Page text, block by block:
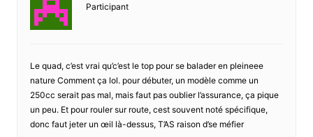
Participant
Le quad, c’est vrai qu’c’est le top pour se balader en pleineee
nature Comment ça lol. pour débuter, un modèle comme un
250cc serait pas mal, mais faut pas oublier l’assurance, ça pique
un peu. Et pour rouler sur route, cest souvent noté spécifique,
donc faut jeter un œil là-dessus, T’AS raison d’se méfier